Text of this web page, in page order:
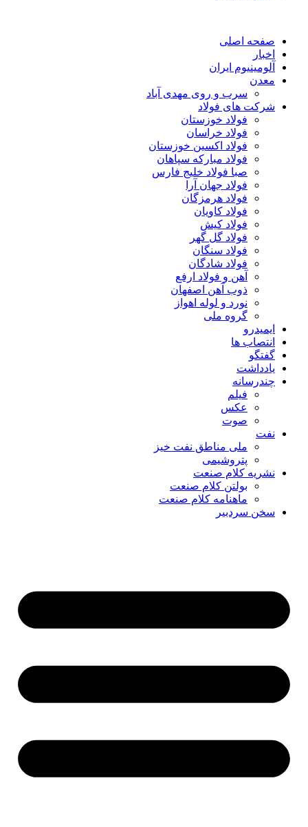
صفحه اصلی
اخبار
آلومینیوم ایران
معدن
سرب و روی مهدی آباد
شرکت های فولاد
فولاد خوزستان
فولاد خراسان
فولاد اکسین خوزستان
فولاد مبارکه سپاهان
صبا فولاد خلیج فارس
فولاد جهان آرا
فولاد هرمزگان
فولاد کاویان
فولاد کیش
فولاد گل گهر
فولاد سنگان
فولاد شادگان
آهن و فولاد ارفع
ذوب آهن اصفهان
نورد و لوله اهواز
گروه ملی
ایمیدرو
انتصاب ها
گفتگو
یادداشت
چندرسانه
فیلم
عکس
صوت
نفت
ملی مناطق نفت خیز
پتروشیمی
نشریه کلام صنعت
بولتن کلام صنعت
ماهنامه کلام صنعت
سخن سردبیر